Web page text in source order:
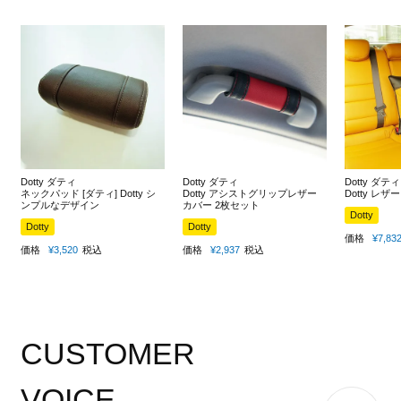
Dotty ダティ
ネックパッド [ダティ] Dotty シ
ンプルなデザイン
Dotty
価格 ¥3,520 税込
Dotty ダティ
Dotty アシストグリップレザー
カバー 2枚セット
Dotty
価格 ¥2,937 税込
Dotty ダティ
Dotty レザ
Dotty
価格 ¥7,832
CUSTOMER